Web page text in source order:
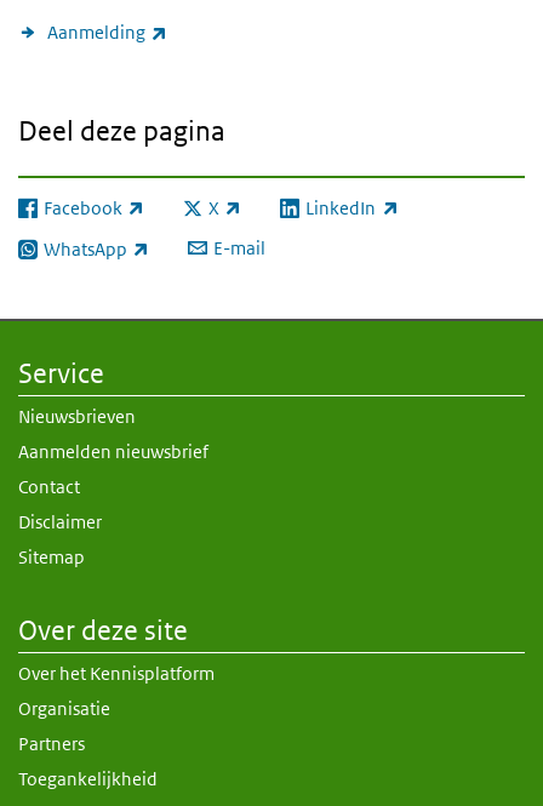
Aanmelding
Deel deze pagina
Facebook
(externe link) X
(externe link) LinkedIn
(externe link)
WhatsApp
(externe link) E-mail
Service
Nieuwsbrieven
Aanmelden nieuwsbrief
Contact
Disclaimer
Sitemap
Over deze site
Over het Kennisplatform
Organisatie
Partners
Toegankelijkheid